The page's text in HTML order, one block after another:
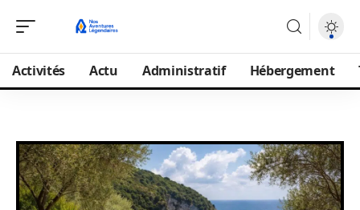
Activités Actu Administratif Hébergement